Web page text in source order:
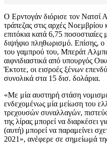
Ο Ερντογάν διόρισε τον Νατσί
τράπεζας στις αρχές Νοεμβρίου
επιτόκια κατά 6,75 ποσοστιαίες
διψήφιο πληθωρισμό. Επίσης, ο
του γαμπρού του, Μπεράτ
αιφνιδιαστικά από υπουργός
Έκτοτε, οι εισροές ξένων
συνολικά στα 15 δισ. δολάρια.
«Με μία αυστηρή στάση
ενδεχομένως μία μείωση του
τρεχουσών συναλλαγών,
της λίρας μπορεί να διαρκέσει
(αυτή) μπορεί να παραμείνει
2021», ανέφερε σε σημείωμά